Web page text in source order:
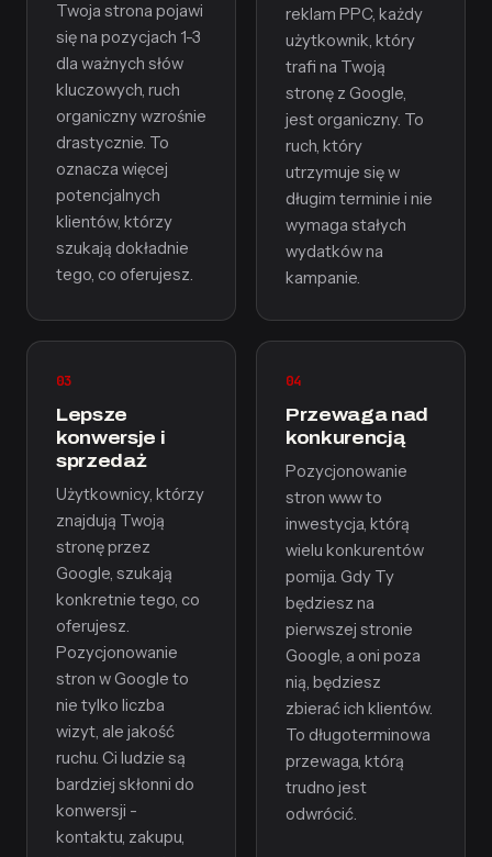
Twoja strona pojawi
się na pozycjach 1-3
dla ważnych słów
kluczowych, ruch
organiczny wzrośnie
drastycznie. To
oznacza więcej
potencjalnych
klientów, którzy
szukają dokładnie
tego, co oferujesz.
reklam PPC, każdy
użytkownik, który
trafi na Twoją
stronę z Google,
jest organiczny. To
ruch, który
utrzymuje się w
długim terminie i nie
wymaga stałych
wydatków na
kampanie.
03
Lepsze
konwersje i
sprzedaż
Użytkownicy, którzy
znajdują Twoją
stronę przez
Google, szukają
konkretnie tego, co
oferujesz.
Pozycjonowanie
stron w Google to
nie tylko liczba
wizyt, ale jakość
ruchu. Ci ludzie są
bardziej skłonni do
konwersji -
kontaktu, zakupu,
04
Przewaga nad
konkurencją
Pozycjonowanie
stron www to
inwestycja, którą
wielu konkurentów
pomija. Gdy Ty
będziesz na
pierwszej stronie
Google, a oni poza
nią, będziesz
zbierać ich klientów.
To długoterminowa
przewaga, którą
trudno jest
odwrócić.